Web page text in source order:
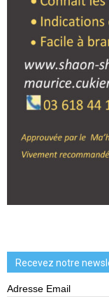
Recevez notre
Adresse Email